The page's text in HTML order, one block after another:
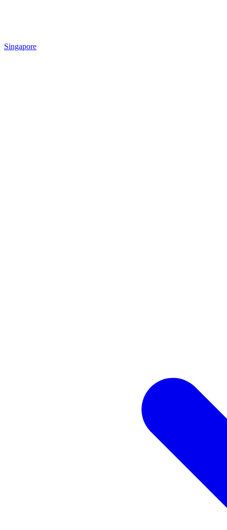
Singapore